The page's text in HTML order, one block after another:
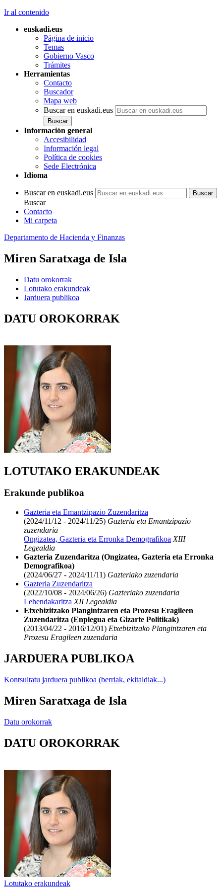
Ir al contenido
euskadi.eus
Página de inicio
Temas
Gobierno Vasco
Trámites
Herramientas
Contacto
Buscador
Mapa web
Buscar en euskadi.eus
Información general
Accesibilidad
Información legal
Política de cookies
Sede Electrónica
Idioma
Buscar en euskadi.eus
Buscar
Contacto
Mi carpeta
Departamento de Hacienda y Finanzas
Miren Saratxaga de Isla
Datu orokorrak
Lotutako erakundeak
Jarduera publikoa
DATU OROKORRAK
LOTUTAKO ERAKUNDEAK
Erakunde publikoa
Gazteria eta Emantzipazio Zuzendaritza
(2024/11/12 - 2024/11/25) Gazteria eta Emantzipazio
zuzendaria
Ongizatea, Gazteria eta Erronka Demografikoa XIII
Legealdia
Gazteria Zuzendaritza (Ongizatea, Gazteria eta Erronka
Demografikoa)
(2024/06/27 - 2024/11/11) Gazteriako zuzendaria
Gazteria Zuzendaritza
(2022/10/08 - 2024/06/26) Gazteriako zuzendaria
Lehendakaritza XII Legealdia
Etxebizitzako Plangintzaren eta Prozesu Eragileen
Zuzendaritza (Enplegua eta Gizarte Politikak)
(2013/04/22 - 2016/12/01) Etxebizitzako Plangintzaren eta
Prozesu Eragileen zuzendaria
JARDUERA PUBLIKOA
Kontsultatu jarduera publikoa (berriak, ekitaldiak...)
Miren Saratxaga de Isla
Datu orokorrak
DATU OROKORRAK
Lotutako erakundeak